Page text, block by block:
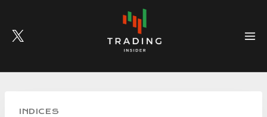
content
INDICES